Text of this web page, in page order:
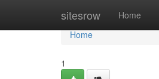
sitesrow Home
Home
Home
1